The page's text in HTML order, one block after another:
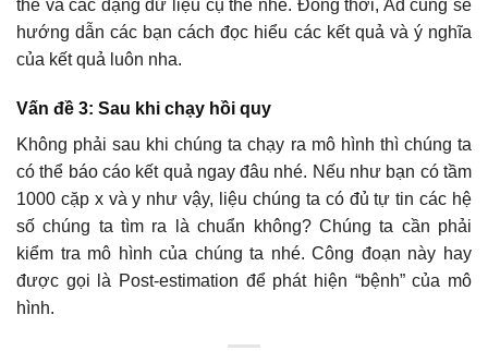
thể và các dạng dữ liệu cụ thể nhé. Đồng thời, Ad cũng sẽ
hướng dẫn các bạn cách đọc hiểu các kết quả và ý nghĩa
của kết quả luôn nha.
Vấn đề 3: Sau khi chạy hồi quy
Không phải sau khi chúng ta chạy ra mô hình thì chúng ta
có thể báo cáo kết quả ngay đâu nhé. Nếu như bạn có tầm
1000 cặp x và y như vậy, liệu chúng ta có đủ tự tin các hệ
số chúng ta tìm ra là chuẩn không? Chúng ta cần phải
kiểm tra mô hình của chúng ta nhé. Công đoạn này hay
được gọi là Post-estimation để phát hiện “bệnh” của mô
hình.